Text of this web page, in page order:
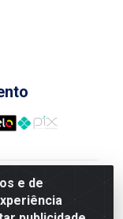
e de
LTDA
Rio de